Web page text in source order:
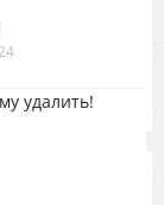
удалить!